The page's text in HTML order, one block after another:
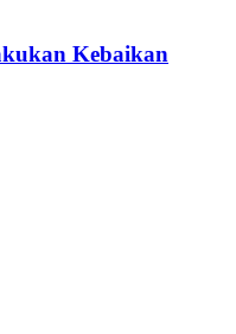
Kebaikan